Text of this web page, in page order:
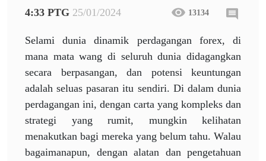
4:33 PTG 25/01/2024 13134
Selami dunia dinamik perdagangan forex, di
mana mata wang di seluruh dunia didagangkan
secara berpasangan, dan potensi keuntungan
adalah seluas pasaran itu sendiri. Di dalam dunia
perdagangan ini, dengan carta yang kompleks dan
strategi yang rumit, mungkin kelihatan
menakutkan bagi mereka yang belum tahu. Walau
bagaimanapun, dengan alatan dan pengetahuan